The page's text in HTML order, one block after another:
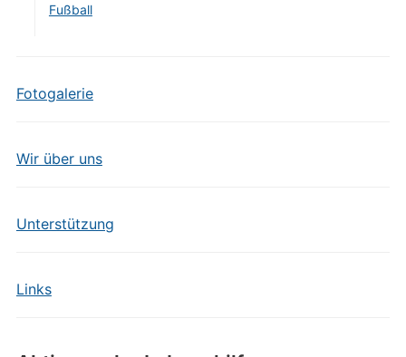
Fußball
Fotogalerie
Wir über uns
Unterstützung
Links